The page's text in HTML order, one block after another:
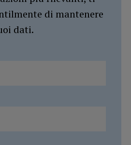
di mantenere
dati.